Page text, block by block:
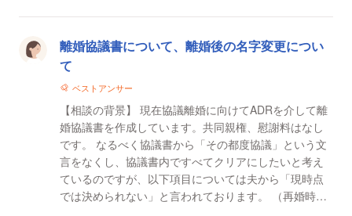
離婚協議書について、離婚後の名字変更につい
て
ベストアンサー
【相談の背景】 現在協議離婚に向けてADRを介して離
婚協議書を作成しています。共同親権、慰謝料はなし
です。 なるべく協議書から「その都度協議」という文
言をなくし、協議書内ですべてクリアにしたいと考え
ているのですが、以下項目については夫から「現時点
では決められない」と言われております。 （再婚時の